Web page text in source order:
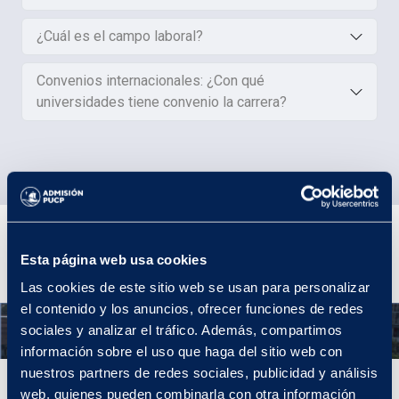
Esta página web usa cookies
Las cookies de este sitio web se usan para personalizar
el contenido y los anuncios, ofrecer funciones de redes
sociales y analizar el tráfico. Además, compartimos
información sobre el uso que haga del sitio web con
nuestros partners de redes sociales, publicidad y análisis
web, quienes pueden combinarla con otra información
¿Cuál es el campo laboral?
Convenios internacionales: ¿Con qué
universidades tiene convenio la carrera?
Plan de Estudios
Año 1
Año 1